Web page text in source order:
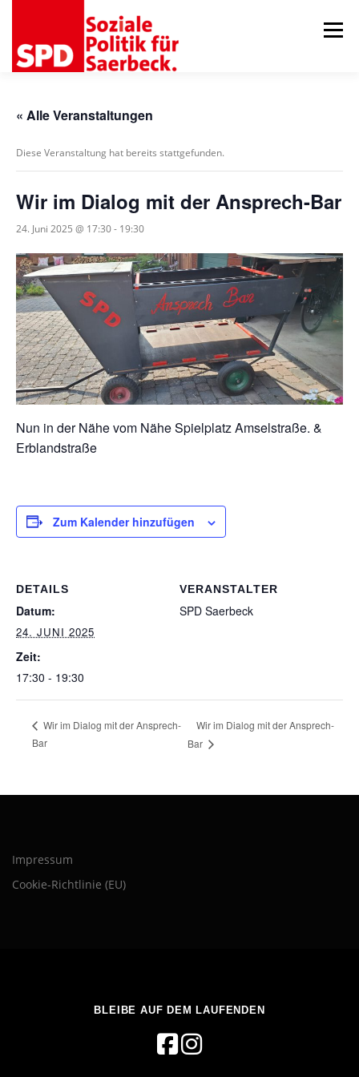
Menü
75 JAHRE RATSFRAKTION
« Alle Veranstaltungen
Diese Veranstaltung hat bereits stattgefunden.
Wir im Dialog mit der Ansprech-Bar
24. Juni 2025 @ 17:30- 19:30
Nun in der Nähe vom Nähe Spielplatz Amselstraße. &
Erblandstraße
Zum Kalender hinzufügen
DETAILS
Datum:
24. JUNI 2025
Zeit:
17:30 - 19:30
VERANSTALTER
SPD Saerbeck
Wir im Dialog mit der Ansprech-
Bar
Wir im Dialog mit der Ansprech-
Bar
Impressum
Cookie-Richtlinie (EU)
BLEIBE AUF DEM LAUFENDEN